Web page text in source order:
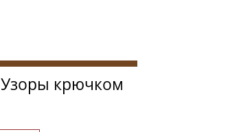
Узоры крючком